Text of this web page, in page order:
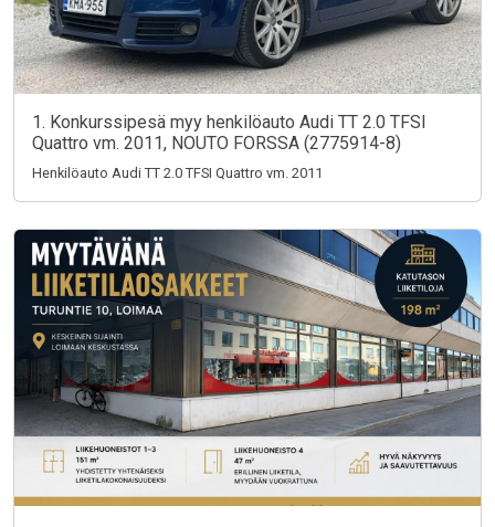
1. Konkurssipesä myy henkilöauto Audi TT 2.0 TFSI
Quattro vm. 2011, NOUTO FORSSA (2775914-8)
Henkilöauto Audi TT 2.0 TFSI Quattro vm. 2011